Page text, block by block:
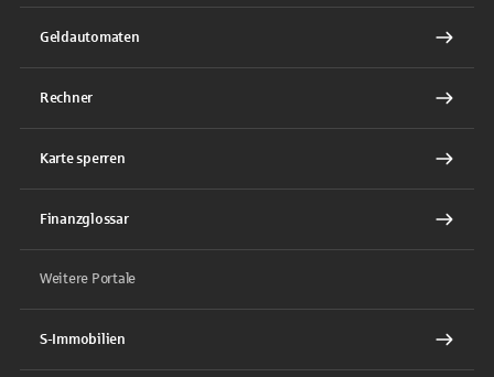
Geldautomaten
Rechner
Karte sperren
Finanzglossar
Weitere Portale
S-Immobilien